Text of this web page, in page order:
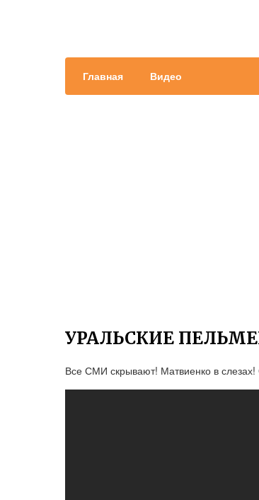
Главная Видео
УРАЛЬСКИЕ
Все СМИ скрывают! Матвиенко в